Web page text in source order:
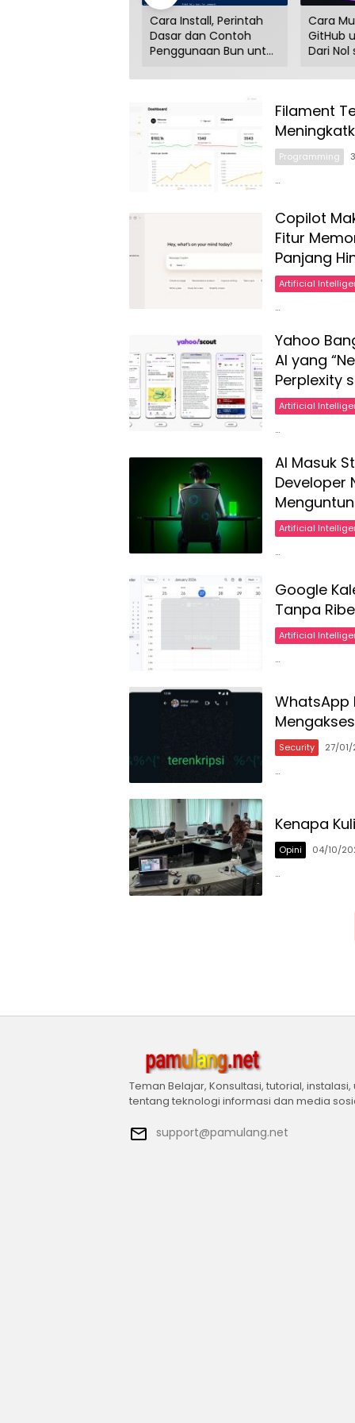
Cara Install, Perintah
Dasar dan Contoh
Penggunaan Bun untuk
Cara
GitHub
Dari
Filament
Programming
…
Copilot
Fitur
Panjang
Artificial
…
Yahoo
AI yang
Perplexity
Artificial
…
AI Masuk
Developer
Artificial
…
Google
Tanpa
Artificial
…
WhatsApp
Security 27/
…
Kenapa
Opini 04/10/
…
Teman Belajar, Konsultasi, tutorial,
tentang teknologi informasi dan media
support@pamulang.net